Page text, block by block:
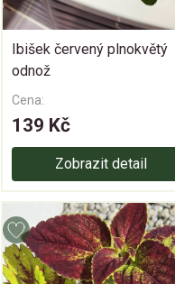
Ibišek červený plnokvětý
odnož
Cena:
139 Kč
Zobrazit detail